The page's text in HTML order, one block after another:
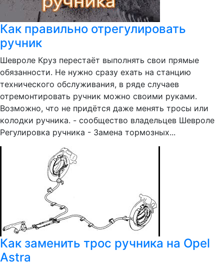
Как правильно отрегулировать
ручник
Шевроле Круз перестаёт выполнять свои прямые
обязанности. Не нужно сразу ехать на станцию
технического обслуживания, в ряде случаев
отремонтировать ручник можно своими руками.
Возможно, что не придётся даже менять тросы или
колодки ручника. - сообщество владельцев Шевроле
Регулировка ручника - Замена тормозных...
Как заменить трос ручника на Opel
Astra